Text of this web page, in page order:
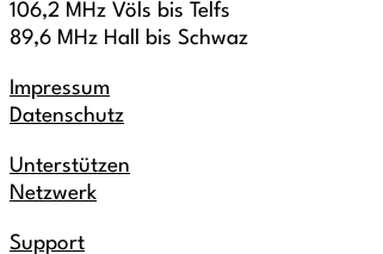
106,2 MHz Völs bis Telfs
89,6 MHz Hall bis Schwaz
Impressum
Datenschutz
Unterstützen
Netzwerk
Support